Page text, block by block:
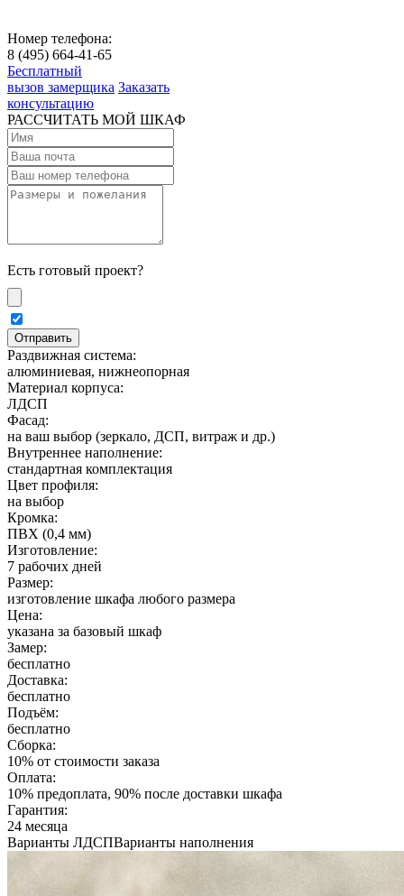
Номер телефона:
8 (495) 664-41-65
Бесплатный
вызов замерщика Заказать
консультацию
РАССЧИТАТЬ МОЙ ШКАФ
Есть готовый проект?
Раздвижная система:
алюминиевая, нижнеопорная
Материал корпуса:
ЛДСП
Фасад:
на ваш выбор (зеркало, ДСП, витраж и др.)
Внутреннее наполнение:
стандартная комплектация
Цвет профиля:
на выбор
Кромка:
ПВХ (0,4 мм)
Изготовление:
7 рабочих дней
Размер:
изготовление шкафа любого размера
Цена:
указана за базовый шкаф
Замер:
бесплатно
Доставка:
бесплатно
Подъём:
бесплатно
Сборка:
10% от стоимости заказа
Оплата:
10% предоплата, 90% после доставки шкафа
Гарантия:
24 месяца
Варианты ЛДСПВарианты наполнения